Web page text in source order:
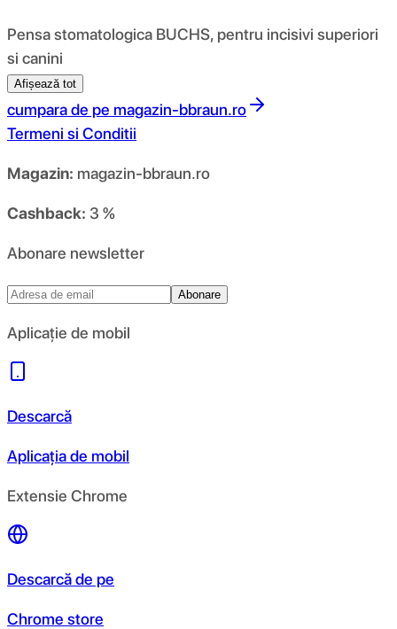
Pensa stomatologica BUCHS, pentru incisivi superiori
si canini
Afișează tot
cumpara de pe magazin-bbraun.ro
Termeni si Conditii
Magazin: magazin-bbraun.ro
Cashback: 3 %
Abonare newsletter
Abonare
Aplicație de mobil
Descarcă
Aplicația de mobil
Extensie Chrome
Descarcă de pe
Chrome store